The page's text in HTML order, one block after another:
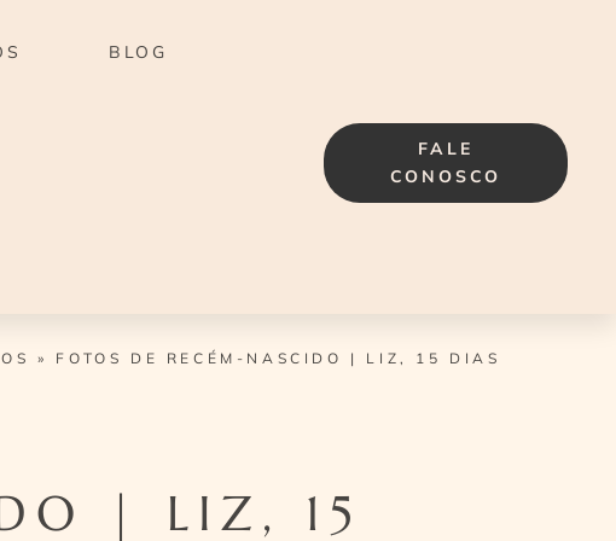
BLOG
FALE
CONOSCO
» FOTOS DE RECÉM-NASCIDO | LIZ, 15 DIAS
| LIZ, 15